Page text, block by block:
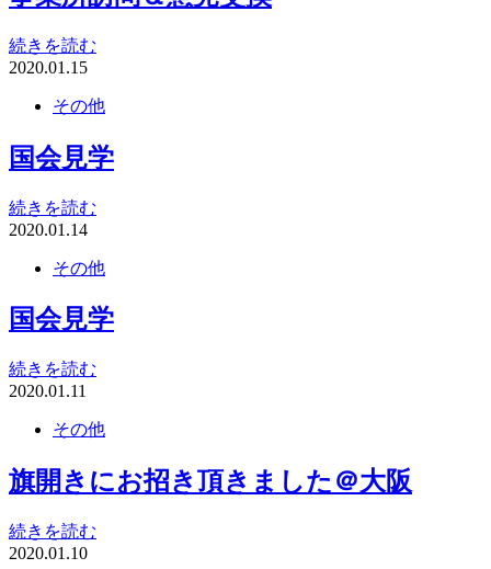
続きを読む
2020.01.15
その他
国会見学
続きを読む
2020.01.14
その他
国会見学
続きを読む
2020.01.11
その他
旗開きにお招き頂きました＠大阪
続きを読む
2020.01.10